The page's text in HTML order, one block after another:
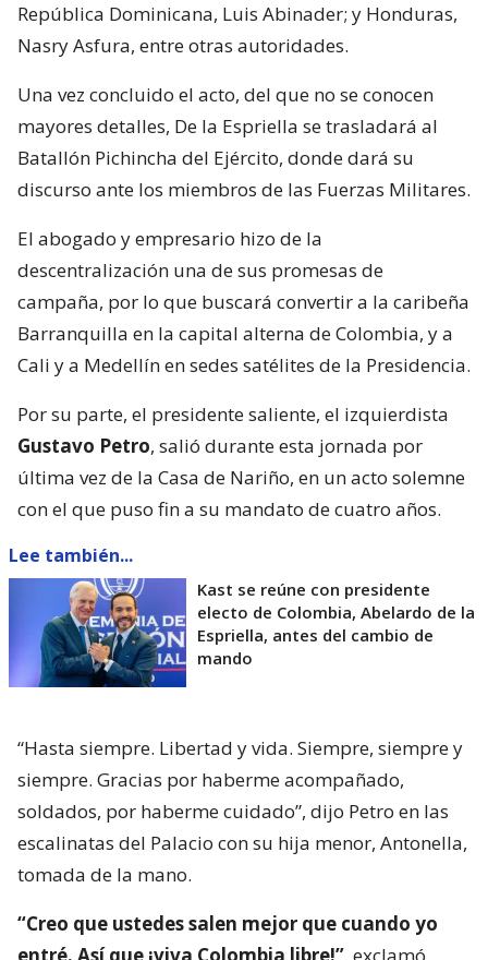
República Dominicana, Luis Abinader; y Honduras,
Nasry Asfura, entre otras autoridades.
Una vez concluido el acto, del que no se conocen
mayores detalles, De la Espriella se trasladará al
Batallón Pichincha del Ejército, donde dará su
discurso ante los miembros de las Fuerzas Militares.
El abogado y empresario hizo de la
descentralización una de sus promesas de
campaña, por lo que buscará convertir a la caribeña
Barranquilla en la capital alterna de Colombia, y a
Cali y a Medellín en sedes satélites de la Presidencia.
Por su parte, el presidente saliente, el izquierdista
Gustavo Petro, salió durante esta jornada por
última vez de la Casa de Nariño, en un acto solemne
con el que puso fin a su mandato de cuatro años.
Lee también...
Kast se reúne con presidente
electo de Colombia, Abelardo de la
Espriella, antes del cambio de
mando
“Hasta siempre. Libertad y vida. Siempre, siempre y
siempre. Gracias por haberme acompañado,
soldados, por haberme cuidado”, dijo Petro en las
escalinatas del Palacio con su hija menor, Antonella,
tomada de la mano.
“Creo que ustedes salen mejor que cuando yo